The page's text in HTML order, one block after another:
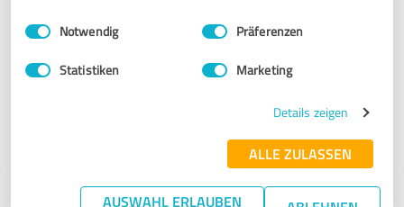
Impressum Datenschutzbestimmungen
Einwilligungsauswahl
Notwendig Präferenzen
Statistiken Marketing
Details zeigen
ALLE ZULASSEN
AUSWAHL ERLAUBEN
JulesTonic - Hochzeits-DJ & Event-DJ